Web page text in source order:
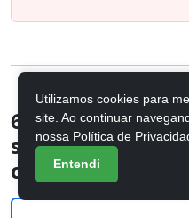
6. ULANZI A100
sem fio
câmer
Utilizamos cookies para
site. Ao continuar
nossa Política de
Entendi